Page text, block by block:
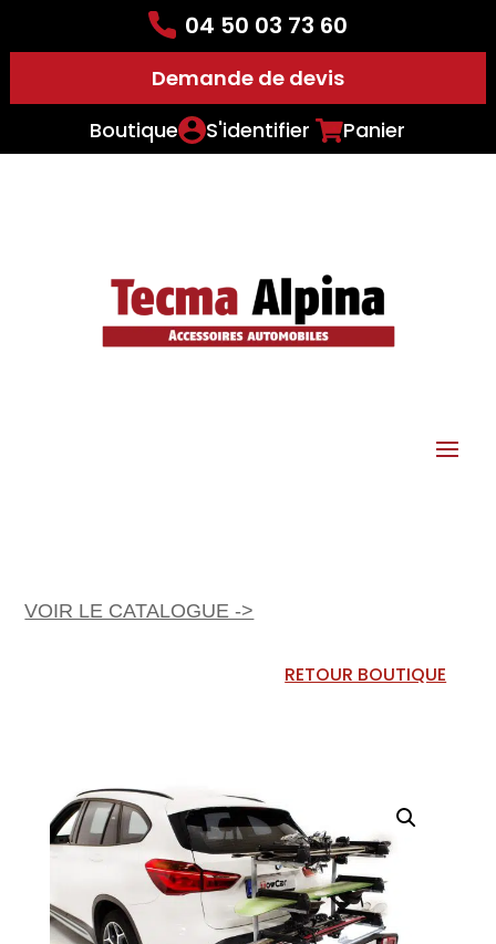
04 50 03 73 60
Demande de devis
Boutique
S'identifier Panier
VOIR LE CATALOGUE ->
RETOUR BOUTIQUE